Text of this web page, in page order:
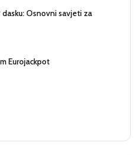
dasku: Osnovni savjeti za
Eurojackpot